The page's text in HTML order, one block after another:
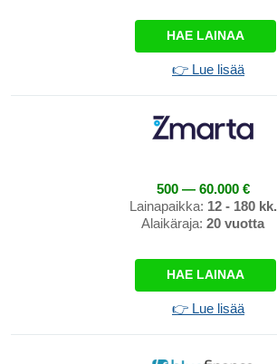
HAE LAINAA
👉 Lue lisää
500 — 60.000 €
Lainapaikka: 12 - 180 kk.
Alaikäraja: 20 vuotta
HAE LAINAA
👉 Lue lisää